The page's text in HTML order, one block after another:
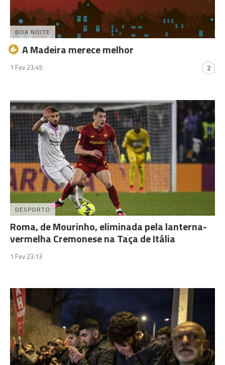
BOA NOITE
A Madeira merece melhor
1 Fev 23:45 2
DESPORTO
Roma, de Mourinho, eliminada pela lanterna-
vermelha Cremonese na Taça de Itália
1 Fev 23:13